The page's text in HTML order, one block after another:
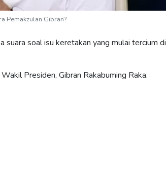
Pemakzulan Gibran?
suara soal isu keretakan yang mulai tercium di
Presiden, Gibran Rakabuming Raka.